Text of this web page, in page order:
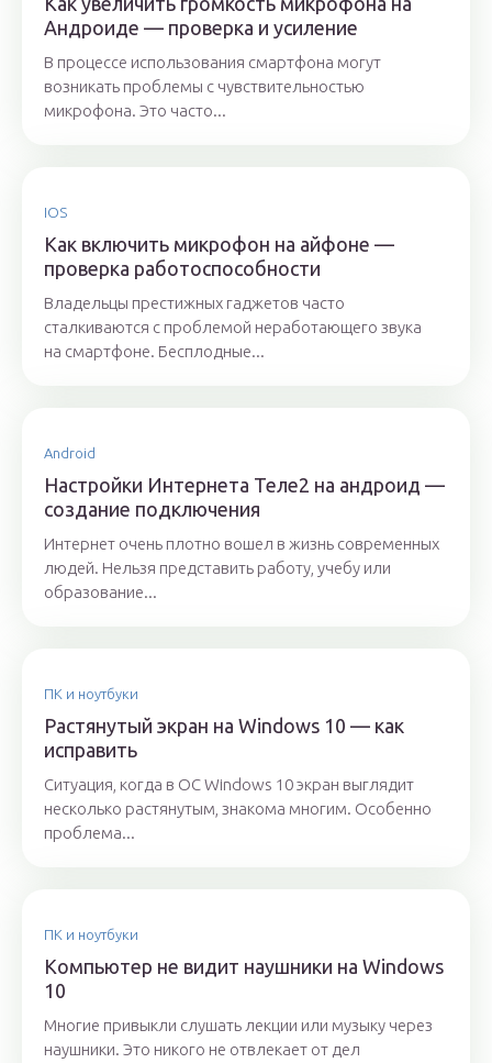
Андроиде — проверка и усиление
В процессе использования смартфона могут
возникать проблемы с чувствительностью
микрофона. Это часто...
IOS
Как включить микрофон на айфоне —
проверка работоспособности
Владельцы престижных гаджетов часто
сталкиваются с проблемой неработающего звука
на смартфоне. Бесплодные...
Android
Настройки Интернета Теле2 на андроид —
создание подключения
Интернет очень плотно вошел в жизнь современных
людей. Нельзя представить работу, учебу или
образование...
ПК и ноутбуки
Растянутый экран на Windows 10 — как
исправить
Ситуация, когда в ОС Windows 10 экран выглядит
несколько растянутым, знакома многим. Особенно
проблема...
ПК и ноутбуки
Компьютер не видит наушники на Windows
10
Многие привыкли слушать лекции или музыку через
наушники. Это никого не отвлекает от дел